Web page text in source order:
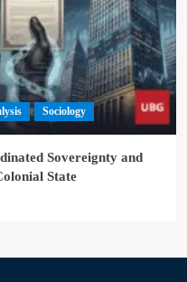
Sociology
Sovereignty and
State